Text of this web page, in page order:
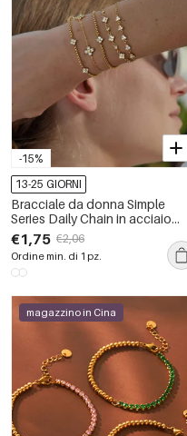
-15%
13-25 GIORNI
Bracciale da donna Simple
Series Daily Chain in acciaio
inossidabile impermeabile color
oro con zirconi
€1,75 €2,06
Ordine min. di 1 pz.
magazzino in Cina